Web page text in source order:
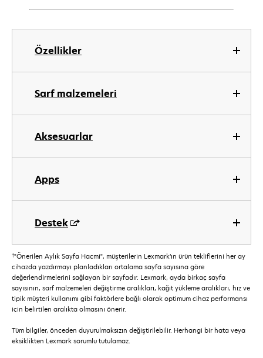
Özellikler
Sarf malzemeleri
Aksesuarlar
Apps
Destek
†"Önerilen Aylık Sayfa Hacmi", müşterilerin Lexmark’ın ürün tekliflerini her ay
cihazda yazdırmayı planladıkları ortalama sayfa sayısına göre
değerlendirmelerini sağlayan bir sayfadır. Lexmark, ayda birkaç sayfa
sayısının, sarf malzemeleri değiştirme aralıkları, kağıt yükleme aralıkları, hız ve
tipik müşteri kullanımı gibi faktörlere bağlı olarak optimum cihaz performansı
için belirtilen aralıkta olmasını önerir.
Tüm bilgiler, önceden duyurulmaksızın değiştirilebilir. Herhangi bir hata veya
eksiklikten Lexmark sorumlu tutulamaz.